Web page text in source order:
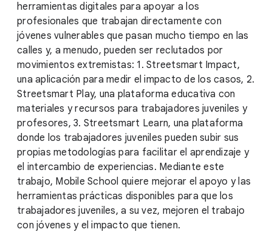
herramientas digitales para apoyar a los
profesionales que trabajan directamente con
jóvenes vulnerables que pasan mucho tiempo en las
calles y, a menudo, pueden ser reclutados por
movimientos extremistas: 1. Streetsmart Impact,
una aplicación para medir el impacto de los casos, 2.
Streetsmart Play, una plataforma educativa con
materiales y recursos para trabajadores juveniles y
profesores, 3. Streetsmart Learn, una plataforma
donde los trabajadores juveniles pueden subir sus
propias metodologías para facilitar el aprendizaje y
el intercambio de experiencias. Mediante este
trabajo, Mobile School quiere mejorar el apoyo y las
herramientas prácticas disponibles para que los
trabajadores juveniles, a su vez, mejoren el trabajo
con jóvenes y el impacto que tienen.